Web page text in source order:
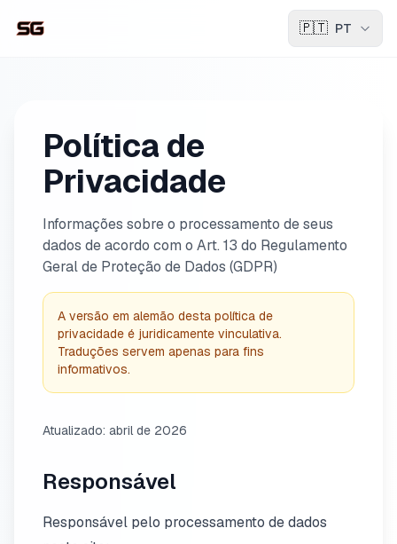
🇵🇹 PT
Política de
Privacidade
Informações sobre o processamento de seus
dados de acordo com o Art. 13 do Regulamento
Geral de Proteção de Dados (GDPR)
A versão em alemão desta política de
privacidade é juridicamente vinculativa.
Traduções servem apenas para fins
informativos.
Atualizado: abril de 2026
Responsável
Responsável pelo processamento de dados